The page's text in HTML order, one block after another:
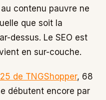
contenu pauvre ne
que soit la
dessus. Le SEO est
en sur-couche.
de TNGShopper, 68
débutent encore par